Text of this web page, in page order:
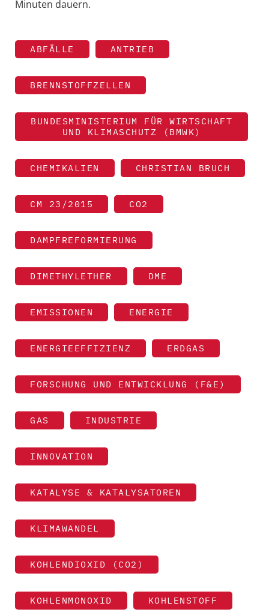
Minuten dauern.
ABFÄLLE ANTRIEB
BRENNSTOFFZELLEN
BUNDESMINISTERIUM FÜR WIRTSCHAFT
UND KLIMASCHUTZ (BMWK)
CHEMIKALIEN CHRISTIAN BRUCH
CM 23/2015 CO2
DAMPFREFORMIERUNG
DIMETHYLETHER DME
EMISSIONEN ENERGIE
ENERGIEEFFIZIENZ ERDGAS
FORSCHUNG UND ENTWICKLUNG (F&E)
GAS INDUSTRIE
INNOVATION
KATALYSE & KATALYSATOREN
KLIMAWANDEL
KOHLENDIOXID (CO2)
KOHLENMONOXID KOHLENSTOFF